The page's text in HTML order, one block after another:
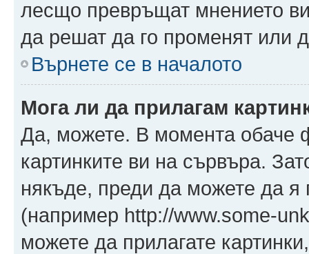
лесщо превръщат мнението
да решат да го променят или
Върнете се в началото
Мога ли да прилагам
Да, можете. В момента обаче
картинките ви на сървъра.
някъде, преди да можете да
(например http://www.some-
можете да прилагате